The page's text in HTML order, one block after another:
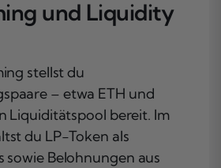
und Liquidity
stellst du
– etwa ETH und
Liquiditätspool bereit. Im
du LP-Token als
sowie Belohnungen aus